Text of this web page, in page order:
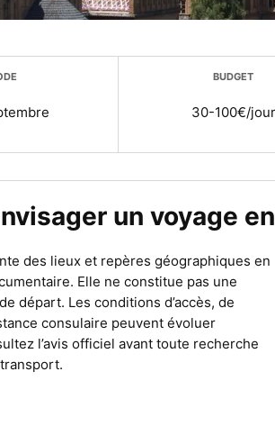
BUDGET
30-100€/jour
un voyage
des lieux et repères géographiques en
Elle ne constitue pas une
départ. Les conditions d’accès, de
consulaire peuvent évoluer
l’avis officiel avant toute recherche